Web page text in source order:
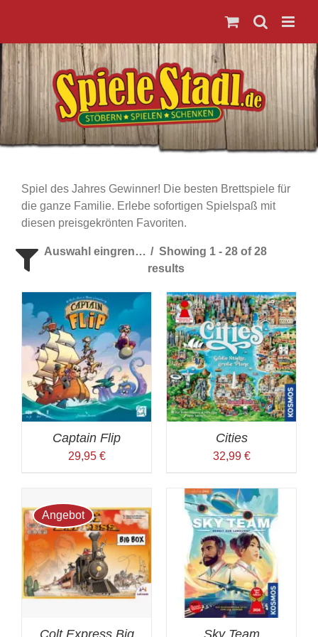
springen
Spiel des Jahres Gewinner! Die besten Brettspiele für
die ganze Familie. Erlebe sofortigen Spielspaß mit
diesen preisgekrönten Favoriten.
Auswahl eingrenzen
Showing 1 - 28 of 28
results
Spieleranzahl Alter der Spieler
Preis Kategorie
Captain Flip
29,95 €
Cities
32,99 €
Angebot
Colt Express Big
Sky Team